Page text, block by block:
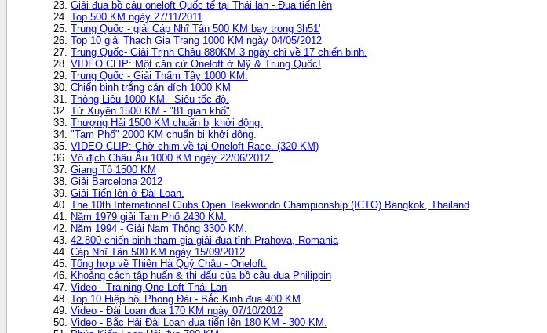
Giải đua bồ câu oneloft Quốc tế tại Thái lan - Đua tiến lên
Top 500 KM ngày 27/11/2011
Trung Quốc - giải Cáp Nhĩ Tân 500 KM bay trong 3h51'
Top 10 giải Thạch Gia Trang 1000 KM ngày 04/05/2012
Trung Quốc- Giải Trịnh Châu 880KM 3 ngày chỉ về 17 chiến binh.
VIDEO CLIP: Một căn cứ Oneloft ở Mỹ & Trung Quốc!
Trung Quốc - Giải Thẩm Tây 1000 KM.
Chiến binh trắng cán đích 1000 KM
Thông Liêu 1000 KM - Siêu tốc độ.
Tứ Xuyên 1500 KM - "81 gian khổ"
Thượng Hải 1500 KM chuẩn bị khởi động.
"Tam Phố" 2000 KM chuẩn bị khởi động.
VIDEO CLIP: Chờ chim về tại Oneloft Race. (320 KM)
Vô địch Châu Âu 1000 KM ngày 22/06/2012.
Giang Tô 1500 KM
Giải Barcelona 2012
Giải Tiến lên ở Đài Loan.
The 10th International Clubs Open Taekwondo Championship (ICTO) Bangkok, Thailand
Năm 1979 giải Tam Phố 2430 KM.
Năm 1994 - Giải Nam Thông 3300 KM.
42.800 chiến binh tham gia giải đua tỉnh Prahova, Romania
Cáp Nhĩ Tân 500 KM ngày 15/09/2012
Tổng hợp về Thiên Hà Quý Châu - Oneloft.
Khoảng cách tập huấn & thi đấu của bồ câu đua Philippin
Video - Training One Loft Thái Lan
Top 10 Hiệp hội Phong Đài - Bắc Kinh đua 400 KM
Video - Đài Loan đua 170 KM ngày 07/10/2012
Video - Bắc Hải Đài Loan đua tiến lên 180 KM - 300 KM.